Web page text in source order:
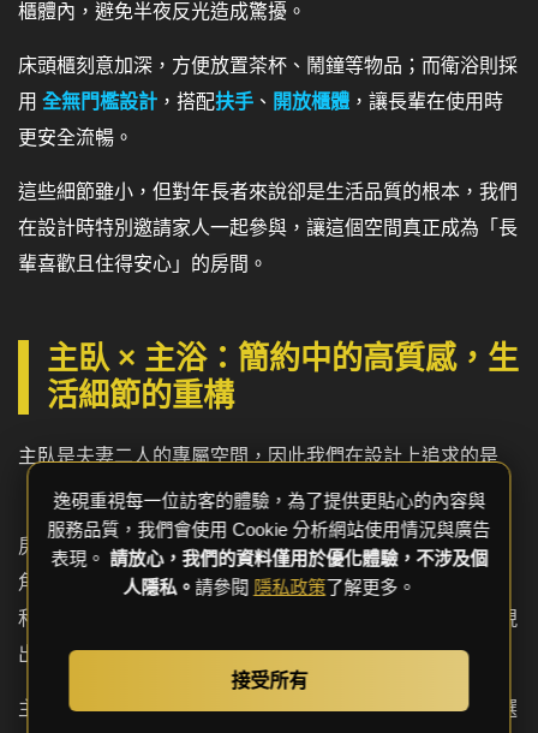
櫃體內，避免半夜反光造成驚擾。
床頭櫃刻意加深，方便放置茶杯、鬧鐘等物品；而衛浴則採
用 全無門檻設計 ，搭配扶手 、 開放櫃體 ，讓長輩在使用時
更安全流暢。
這些細節雖小，但對年長者來說卻是生活品質的根本，我們
在設計時特別邀請家人一起參與，讓這個空間真正成為「長
輩喜歡且住得安心」的房間。
主臥 × 主浴：簡約中的高質感，生
活細節的重構
主臥是夫妻二人的專屬空間，因此我們在設計上追求的是
「簡約但不單調」。
房間裡大量使用弧形設計，例如導圓導弧的牆面與廁所轉
角，搭配木質感強烈的家具與燈帶照明，讓空間溫潤且柔
和。電視牆則以簡潔實木層板打造，不採用傳統櫃體，呈現
出更乾淨的視覺效果。
主臥衛浴則是整個案子中最有質感的一個空間之一。我們選
逸硯重視每一位訪客的體驗，為了提供更貼心的內容與
服務品質，我們會使用 Cookie 分析網站使用情況與廣告
表現。 請放心，我們的資料僅用於優化體驗，不涉及個
人隱私。請參閱 隱私政策了解更多。
接受所有